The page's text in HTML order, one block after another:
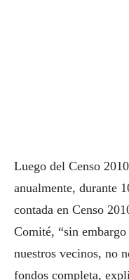
Luego del Censo
anualmente, durante
contada en Censo
Comité, “sin
nuestros vecinos, no
fondos completa,